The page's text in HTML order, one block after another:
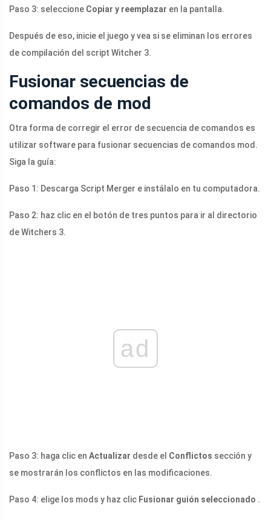
Paso 3: seleccione Copiar y reemplazar en la pantalla.
Después de eso, inicie el juego y vea si se eliminan los errores
de compilación del script Witcher 3.
Fusionar secuencias de
comandos de mod
Otra forma de corregir el error de secuencia de comandos es
utilizar software para fusionar secuencias de comandos mod.
Siga la guía:
Paso 1: Descarga Script Merger e instálalo en tu computadora.
Paso 2: haz clic en el botón de tres puntos para ir al directorio
de Witchers 3.
ad
Paso 3: haga clic en Actualizar desde el Conflictos sección y
se mostrarán los conflictos en las modificaciones.
Paso 4: elige los mods y haz clic Fusionar guión seleccionado .